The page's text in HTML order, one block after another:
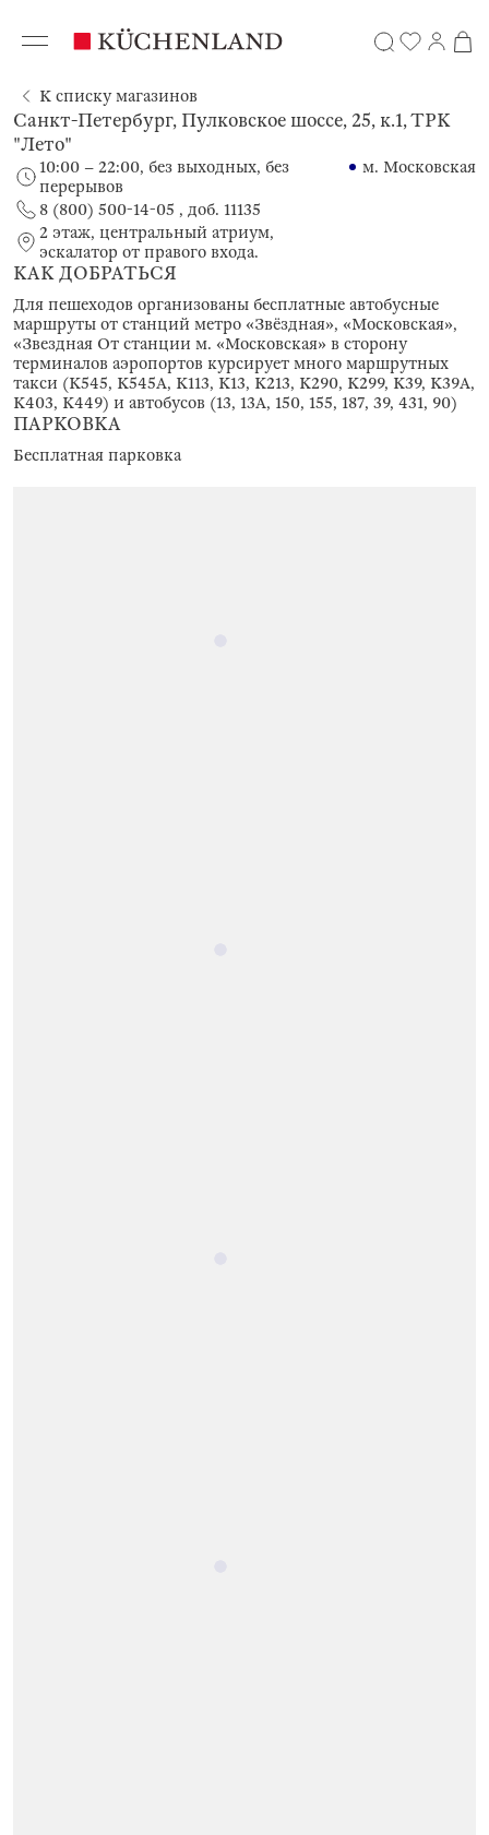
К списку магазинов
Санкт-Петербург, Пулковское шоссе, 25, к.1, ТРК
"Лето"
10:00 – 22:00, без выходных, без
перерывов
8 (800) 500-14-05 , доб. 11135
2 этаж, центральный атриум,
эскалатор от правого входа.
м. Московская
КАК ДОБРАТЬСЯ
Для пешеходов организованы бесплатные автобусные
маршруты от станций метро «Звёздная», «Московская»,
«Звездная От станции м. «Московская» в сторону
терминалов аэропортов курсирует много маршрутных
такси (К545, К545А, К113, К13, К213, К290, К299, К39, К39А,
К403, К449) и автобусов (13, 13А, 150, 155, 187, 39, 431, 90)
ПАРКОВКА
Бесплатная парковка